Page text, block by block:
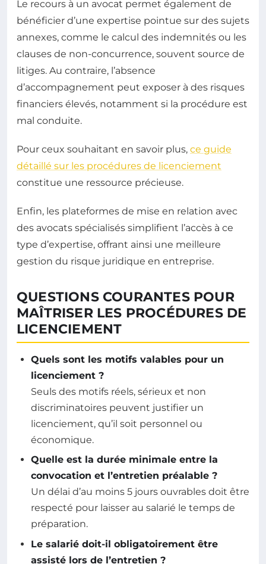
Le recours à un avocat permet également de
bénéficier d’une expertise pointue sur des sujets
annexes, comme le calcul des indemnités ou les
clauses de non-concurrence, souvent source de
litiges. Au contraire, l’absence
d’accompagnement peut exposer à des risques
financiers élevés, notamment si la procédure est
mal conduite.
Pour ceux souhaitant en savoir plus, ce guide
détaillé sur les procédures de licenciement
constitue une ressource précieuse.
Enfin, les plateformes de mise en relation avec
des avocats spécialisés simplifient l’accès à ce
type d’expertise, offrant ainsi une meilleure
gestion du risque juridique en entreprise.
QUESTIONS COURANTES POUR
MAÎTRISER LES PROCÉDURES DE
LICENCIEMENT
Quels sont les motifs valables pour un
licenciement ?
Seuls des motifs réels, sérieux et non
discriminatoires peuvent justifier un
licenciement, qu’il soit personnel ou
économique.
Quelle est la durée minimale entre la
convocation et l’entretien préalable ?
Un délai d’au moins 5 jours ouvrables doit être
respecté pour laisser au salarié le temps de
préparation.
Le salarié doit-il obligatoirement être
assisté lors de l’entretien ?